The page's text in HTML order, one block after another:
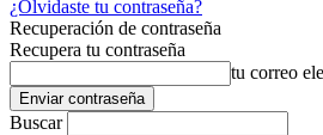
¿Olvidaste tu contraseña?
Recuperación de contraseña
Recupera tu contraseña
tu correo
Buscar